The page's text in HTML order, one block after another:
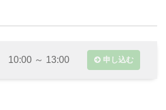
10:00 ～ 13:00 申し込む